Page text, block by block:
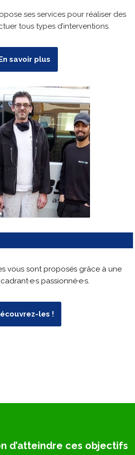
ses services pour réaliser des
tous types d’interventions.
En savoir plus
vous sont proposés grâce à une
passionné·e·s.
les !
d’atteindre ces objectifs